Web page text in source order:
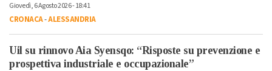
Giovedì, 6 Agosto 2026 - 18:41
CRONACA-ALESSANDRIA
Uil su rinnovo Aia Syensqo: “Risposte su prevenzione e
prospettiva industriale e occupazionale”